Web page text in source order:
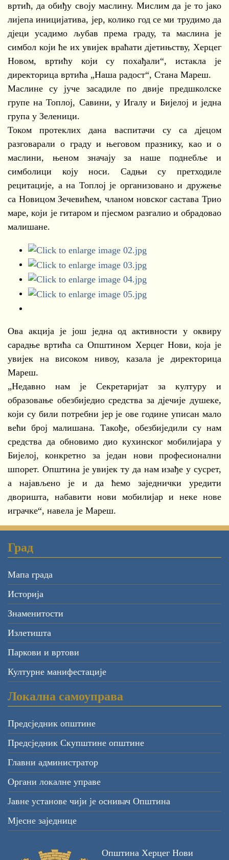
вртић, да обиђу своју маслину. Мислим да је то јако
лијепа иницијатива, јер, колико год се ми трудимо да
дјеци усадимо љубав према граду, та маслина је
симбол који ће их увијек враћати дјетињству, Херцег
Новом, вртићу који су похађали“, истакла је
директорица вртића „Наша радост“, Стана Мареш.
Маслине су јуче засадиле по двије предшколске
групе на Топлој, Савини, у Игалу и Бијелој и једна
група у Зеленици.
Током протеклих дана васпитачи су са дјецом
разговарали о граду и његовом празнику, као и о
маслини, њеном значају за наше поднебље и
симболици коју носи. Садњи су претходиле
рецитације, а на Топлој је организовано и дружење
са Новицом Зечевићем, чланом новског састава Трио
маре, који је гитаром и пјесмом разгалио и обрадовао
малишане.
Ова акција је још једна од активности у оквиру
сарадње вртића са Општином Херцег Нови, која је
увијек на високом нивоу, казала је директорица
Мареш.
„Недавно нам је Секретаријат за културу и
образовање обезбиједио средства за дјечије душеке,
који су били потребни јер је ове године уписан мало
већи број малишана. Такође, обезбиједили су нам
средства да обновимо дио кухинског мобилијара у
Бијелој, конкретно за један нови професионални
шпорет. Општина је увијек ту да нам изађе у сусрет,
а најављено је и да ћемо заједнички уредити
дворишта, набавити нови мобилијар и неке нове
играчке“, навела је Мареш.
Град
Мапа града
Историја
Знаменитости
Излетишта
Паркови и вртови
Културне манифестације
Локална самоуправа
Предсједник општине
Предсједник Скупштине општине
Главни администратор
Органи локалне управе
Јавне установе чији је оснивач Општина
Мјесне заједнице
Општина Херцег Нови